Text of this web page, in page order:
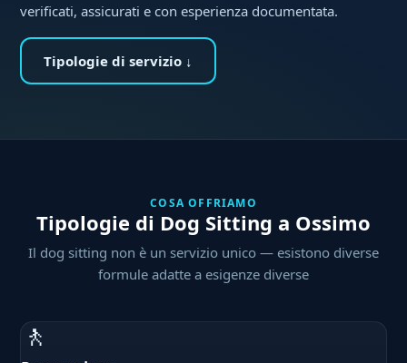
verificati, assicurati e con esperienza documentata.
Tipologie di servizio ↓
COSA OFFRIAMO
Tipologie di Dog Sitting a Ossimo
Il dog sitting non è un servizio unico — esistono diverse
formule adatte a esigenze diverse
🚶